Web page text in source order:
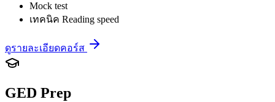
Mock test
เทคนิค Reading speed
ดูรายละเอียดคอร์ส
GED Prep